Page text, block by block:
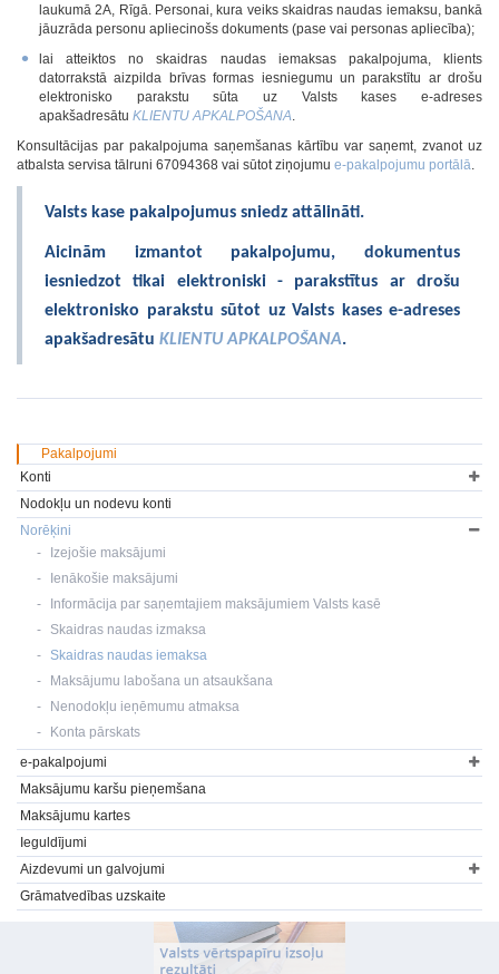
laukumā 2A, Rīgā. Personai, kura veiks skaidras naudas iemaksu, bankā
jāuzrāda personu apliecinošs dokuments (pase vai personas apliecība);
lai atteiktos no skaidras naudas iemaksas pakalpojuma, klients
datorrakstā aizpilda brīvas formas iesniegumu un parakstītu ar drošu
elektronisko parakstu sūta uz Valsts kases e-adreses
apakšadresātu KLIENTU APKALPOŠANA.
Konsultācijas par pakalpojuma saņemšanas kārtību var saņemt, zvanot uz
atbalsta servisa tālruni 67094368 vai sūtot ziņojumu e-pakalpojumu portālā.
Valsts kase pakalpojumus sniedz attālināti.
Aicinām izmantot pakalpojumu, dokumentus
iesniedzot tikai elektroniski - parakstītus ar drošu
elektronisko parakstu sūtot uz Valsts kases e-adreses
apakšadresātu KLIENTU APKALPOŠANA.
Pakalpojumi
Konti
Nodokļu un nodevu konti
Norēķini
Izejošie maksājumi
Ienākošie maksājumi
Informācija par saņemtajiem maksājumiem Valsts kasē
Skaidras naudas izmaksa
Skaidras naudas iemaksa
Maksājumu labošana un atsaukšana
Nenodokļu ieņēmumu atmaksa
Konta pārskats
e-pakalpojumi
Maksājumu karšu pieņemšana
Maksājumu kartes
Ieguldījumi
Aizdevumi un galvojumi
Grāmatvedības uzskaite